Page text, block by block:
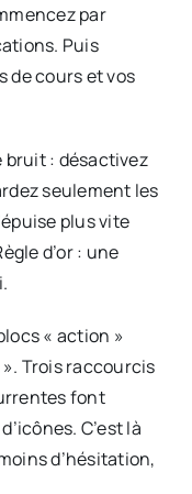
par
Puis
de cours et vos
bruit : désactivez
seulement les
plus vite
d’or : une
« action »
Trois raccourcis
font
C’est là
d’hésitation,